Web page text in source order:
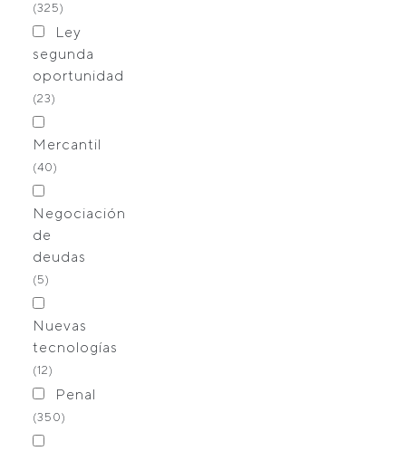
(325)
Ley
segunda
oportunidad
(23)
Mercantil
(40)
Negociación
de
deudas
(5)
Nuevas
tecnologías
(12)
Penal
(350)